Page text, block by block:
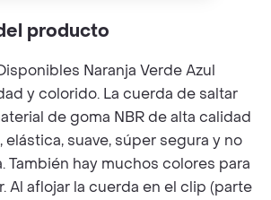
producto
Naranja Verde Azul
y colorido. La cuerda de saltar
de goma NBR de alta calidad
suave, súper segura y no
También hay muchos colores para
Al aflojar la cuerda en el clip (parte